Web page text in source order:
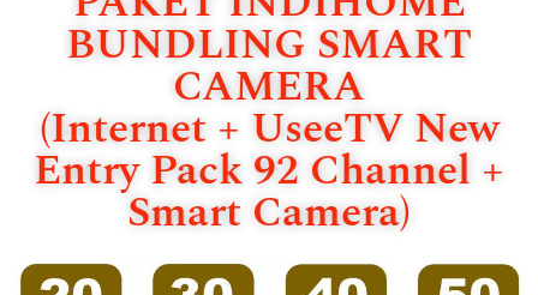
BUNDLING SMART
CAMERA
(Internet + UseeTV New
Entry Pack 92 Channel +
Smart Camera)